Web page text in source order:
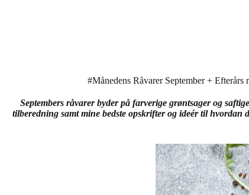
#Månedens Råvarer September +
Septembers råvarer byder på farverige grøntsager og
tilberedning samt mine bedste opskrifter og ideér til